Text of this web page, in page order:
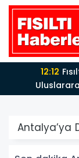
12:12Fısıltı Haberleri Yazarı Dr. Canan Yılmaz’a
Antalya’ya